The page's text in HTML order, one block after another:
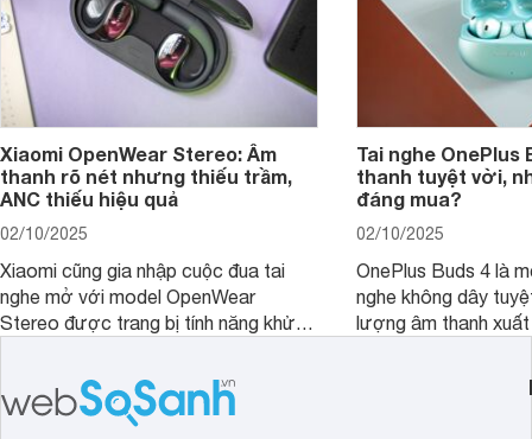
Xiaomi OpenWear Stereo: Âm
thanh rõ nét nhưng thiếu trầm,
ANC thiếu hiệu quả
02/10/2025
Xiaomi cũng gia nhập cuộc đua tai
nghe mở với model OpenWear
Stereo được trang bị tính năng khử
chất lượng âm thanh và hiệu quả khử
ồn của chiếc tai nghe Xiaomi này có
đủ sức thuyết phục người dùng?
Tai nghe OnePlus
thanh tuyệt vời,
đáng mua?
02/10/2025
OnePlus Buds 4 là
nghe không dây
lượng âm thanh
khử tiếng ồn ấn
tiến. Tuy nhiên,